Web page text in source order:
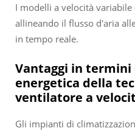
I modelli a velocità
allineando il flusso d'aria
in tempo reale.
Vantaggi in termini
energetica della
ventilatore a
Gli impianti di